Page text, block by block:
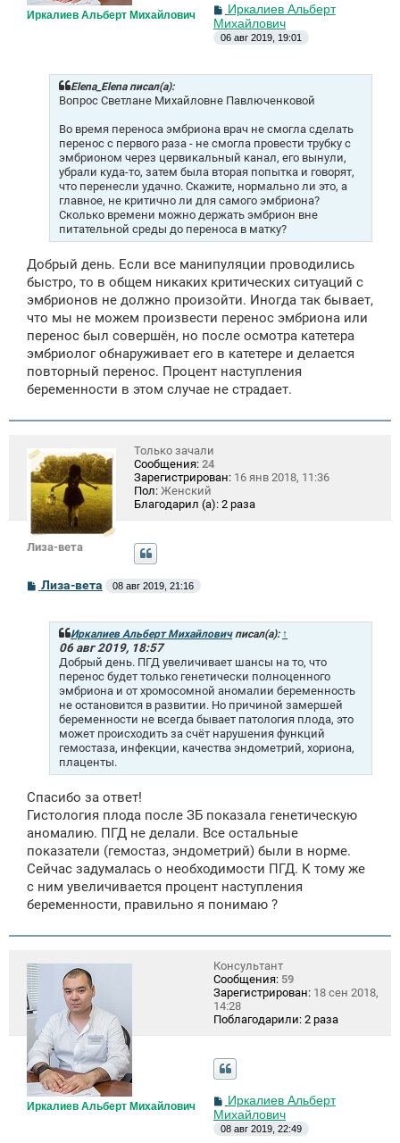
Иркалиев Альберт Михайлович
С
о
о
б
и
е
Иркалиев Альберт
Михайлович
06 авг 2019, 19:01
Elena_Elena писал(а):
Вопрос Светлане Михайловне Павлюченковой
Во время переноса эмбриона врач не смогла сделать
перенос с первого раза - не смогла провести трубку с
эмбрионом через цервикальный канал, его вынули,
убрали куда-то, затем была вторая попытка и говорят,
что перенесли удачно. Скажите, нормально ли это, а
главное, не критично ли для самого эмбриона?
Сколько времени можно держать эмбрион вне
питательной среды до переноса в матку?
Добрый день. Если все манипуляции проводились
быстро, то в общем никаких критических ситуаций с
эмбрионов не должно произойти. Иногда так бывает,
что мы не можем произвести перенос эмбриона или
перенос был совершён, но после осмотра катетера
эмбриолог обнаруживает его в катетере и делается
повторный перенос. Процент наступления
беременности в этом случае не страдает.
Лиза-вета
Только зачали
Сообщения: 24
Зарегистрирован: 16 янв 2018, 11:36
Пол: Женский
Благодарил (а): 2 раза
С
о
Лиза-вета 08 авг 2019, 21:16
Иркалиев Альберт Михайловичписал(а): ↑
06 авг 2019, 18:57
Добрый день. ПГД увеличивает шансы на то, что
перенос будет только генетически полноценного
эмбриона и от хромосомной аномалии беременность
не остановится в развитии. Но причиной замершей
беременности не всегда бывает патология плода, это
может происходить за счёт нарушения функций
гемостаза, инфекции, качества эндометрий, хориона,
плаценты.
Спасибо за ответ!
Гистология плода после ЗБ показала генетическую
аномалию. ПГД не делали. Все остальные
показатели (гемостаз, эндометрий) были в норме.
Сейчас задумалась о необходимости ПГД. К тому же
с ним увеличивается процент наступления
беременности, правильно я понимаю ?
Иркалиев Альберт Михайлович
Консультант
Сообщения: 59
Зарегистрирован: 18 сен 2018,
14:28
Поблагодарили: 2 раза
С
о
о
б
Иркалиев Альберт
Михайлович
08 авг 2019, 22:49